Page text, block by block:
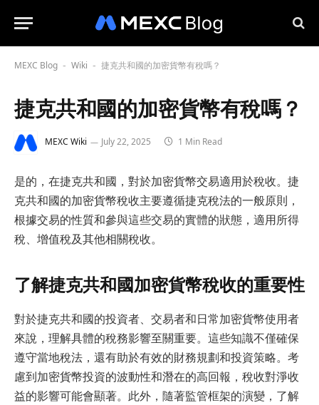
MEXC Blog - Wiki - 捷克共和國的加密貨幣有稅嗎？
捷克共和國的加密貨幣有稅嗎？
MEXC Wiki July 22, 2025 1 Min Read
是的，在捷克共和國，對於加密貨幣交易適用於稅收。捷
克共和國的加密貨幣稅收主要遵循捷克稅法的一般原則，
根據交易的性質和參與這些交易的實體的狀態，適用所得
稅、增值稅及其他相關稅收。
了解捷克共和國加密貨幣稅收的重要性
對於捷克共和國的投資者、交易者和日常加密貨幣使用者
來說，理解具體的稅務影響至關重要。這些知識不僅確保
遵守當地稅法，還有助於有效的財務規劃和投資策略。考
慮到加密貨幣投資的波動性和潛在的高回報，稅收對淨收
益的影響可能會顯著。此外，隨著監管框架的演變，了解